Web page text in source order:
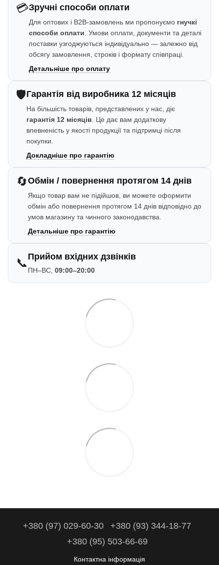
💳Зручні способи оплати
Для оптових і B2B-замовлень ми пропонуємо гнучкі
способи оплати . Умови оплати, документи та деталі
поставки узгоджуються індивідуально — залежно від
обсягу замовлення, строків і формату співпраці.
Детальніше про оплату
🛡️Гарантія від виробника 12 місяців
На більшість товарів, представлених у нас, діє
гарантія 12 місяців . Це дає вам додаткову
впевненість у якості продукції та підтримці після
покупки.
Докладніше про гарантію
🔄Обмін / повернення протягом 14 днів
Якщо товар вам не підійшов, ви можете оформити
обмін або повернення протягом 14 днів відповідно до
умов магазину та чинного законодавства.
Детальніше про гарантію
📞 Прийом вхідних дзвінків
ПН–ВС, 09:00–20:00
+380 (97) 029-60-30
+380 (93) 344-18-77
+380 (95) 503-66-69
Контактна інформація